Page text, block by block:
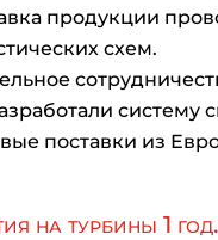
продукции
схем.
систему
поставки из
на турбины 1 год.